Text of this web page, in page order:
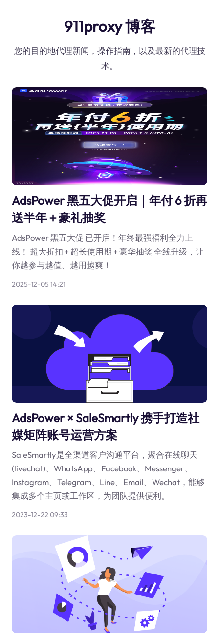
911proxy 博客
您的目的地代理新闻，操作指南，以及最新的代理技
术。
AdsPower 黑五大促开启｜年付 6 折再
送半年＋豪礼抽奖
AdsPower 黑五大促 已开启！年终最强福利全力上
线！ 超大折扣 + 超长使用期 + 豪华抽奖 全线升级，让
你越参与越值、越用越爽！
2025-12-05 14:21
AdsPower × SaleSmartly 携手打造社
媒矩阵账号运营方案
SaleSmartly是全渠道客户沟通平台，聚合在线聊天
(livechat)、WhatsApp、Facebook、Messenger、
Instagram、Telegram、Line、Email、Wechat，能够
集成多个主页或工作区，为团队提供便利。
2023-12-22 09:33